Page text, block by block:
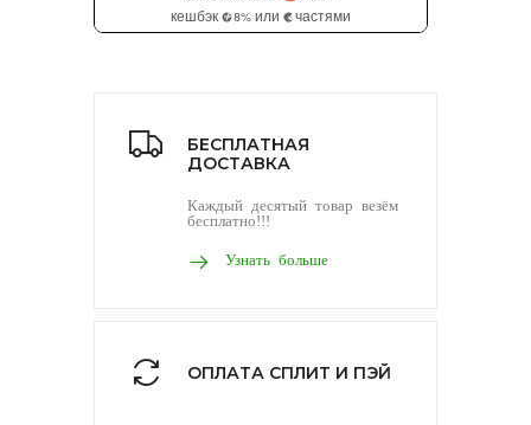
БЕСПЛАТНАЯ
ДОСТАВКА
Каждый десятый товар везём
бесплатно!!!
Узнать больше
ОПЛАТА СПЛИТ И ПЭЙ